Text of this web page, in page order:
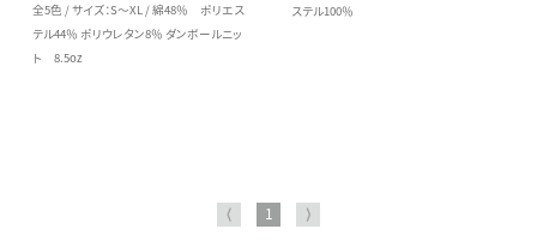
全5色 / サイズ：S～XL / 綿48％ ポリエス
テル44％ ポリウレタン8％ ダンボールニッ
ト 8.5oz
ステル100％
⟨ 1 ⟩